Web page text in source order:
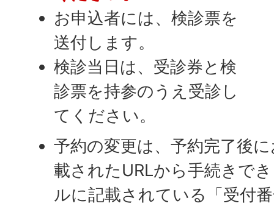
お申込者には、検診票を
送付します。
検診当日は、受診券と検
診票を持参のうえ受診し
てください。
予約の変更は、予約完了後
載されたURLから手続きで
ルに記載されている「受付